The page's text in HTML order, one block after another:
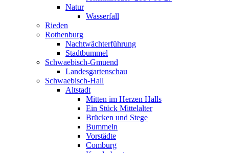
Natur
Wasserfall
Rieden
Rothenburg
Nachtwächterführung
Stadtbummel
Schwaebisch-Gmuend
Landesgartenschau
Schwaebisch-Hall
Altstadt
Mitten im Herzen Halls
Ein Stück Mittelalter
Brücken und Stege
Bummeln
Vorstädte
Comburg